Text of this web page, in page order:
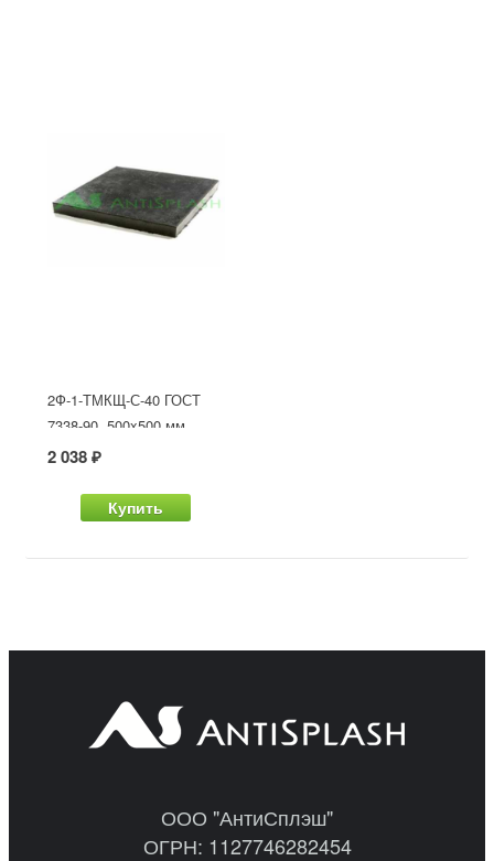
2Ф-1-ТМКЩ-С-40 ГОСТ
7338-90, 500x500 мм
2 038 ₽
Купить
ООО "АнтиСплэш"
ОГРН: 1127746282454